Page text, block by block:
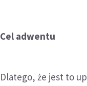
Cel adwentu
Dlatego, że jest to